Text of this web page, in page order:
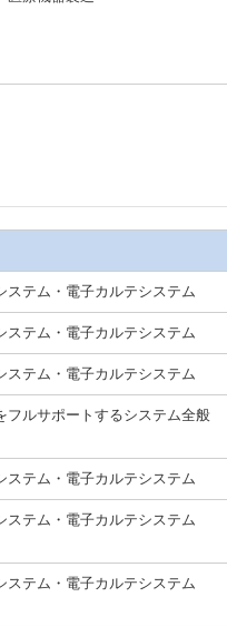
ステム・電子カルテシステム
ステム・電子カルテシステム
ステム・電子カルテシステム
フルサポートするシステム全般
ステム・電子カルテシステム
ステム・電子カルテシステム
ステム・電子カルテシステム